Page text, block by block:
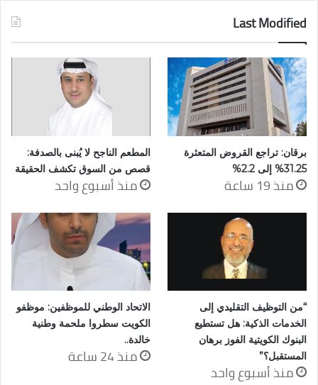
Last Modified
برقان: تراجع القروض المتعثرة
31.25% إلى 2.2%
منذ 19 ساعة
المطعم الناجح لا يُبنى بالصدفة:
قصص من السوق تكشف الحقيقة
منذ أسبوع واحد
“من التوظيف التقليدي إلى
الخدمات الذكية: هل تستطيع
البنوك الكويتية الفوز برهان
المستقبل؟”
منذ أسبوع واحد
الاتحاد الوطني للموظفين: موظفو
الكويت سطروا ملحمة وطنية
خالدة..
منذ 24 ساعة